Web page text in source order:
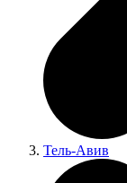
Тель-Авив